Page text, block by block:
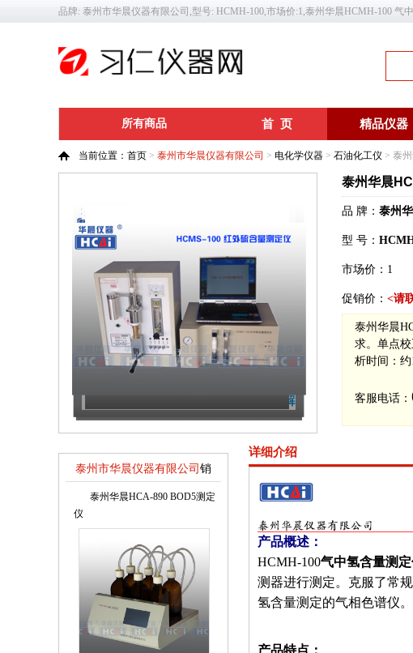
品牌: 泰州市华晨仪器有限公司,型号: HCMH-100,市场价:1,泰州华晨HCMH-100 气
所有商品 首 页 精品仪器
当前位置： 首页 > 泰州市华晨仪器有限公司 > 电化学仪器 > 石油化工仪 > 泰
泰州华晨
品 牌： 泰州
型 号：
市场价： 1
促销价： <请
泰州华晨
求。单点
析时间：约
客服电话：
泰州市华晨仪器有限公司销
售排行榜
泰州华晨HCA-890 BOD5测定
仪
详细介绍
产品概述：
HCMH-100气中氢含量测定
测器进行测定。克服了常
氢含量测定的气相色谱仪
产品特点：